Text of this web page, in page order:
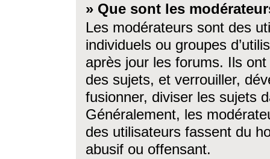
» Que sont les
Les modérateurs sont des
individuels ou groupes
après jour les forums. Ils ont
des sujets, et verrouiller,
fusionner, diviser les sujets
Généralement, les
des utilisateurs fassent du
abusif ou offensant.